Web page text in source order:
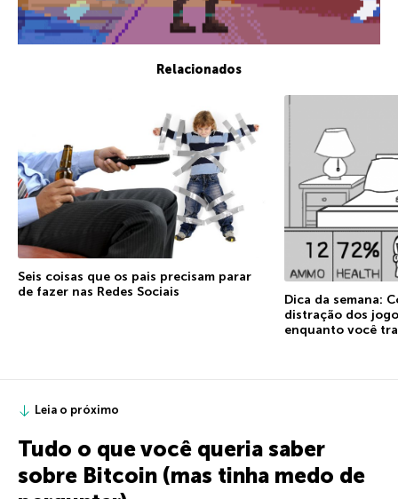
Relacionados
Seis coisas que os pais precisam parar
de fazer nas Redes Sociais
Dica da semana:
distração dos
enquanto você
Leia o próximo
Tudo o que você queria saber
sobre Bitcoin (mas tinha medo de